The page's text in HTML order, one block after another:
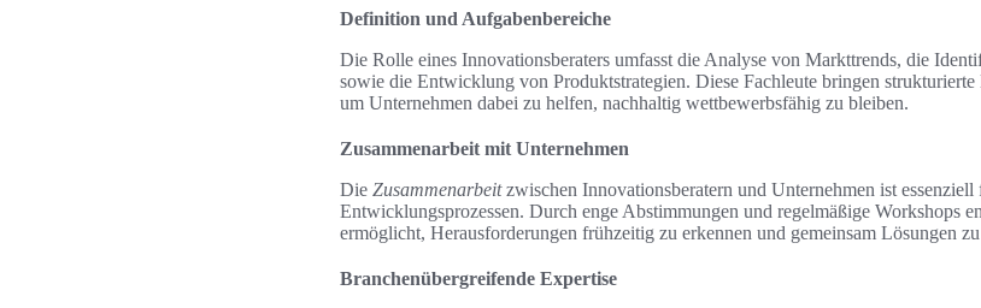
Definition und Aufgabenbereiche
Die Rolle eines Innovationsberaters umfasst die Analyse von Markttrends, die
sowie die Entwicklung von Produktstrategien. Diese Fachleute bringen
um Unternehmen dabei zu helfen, nachhaltig wettbewerbsfähig zu bleiben.
Zusammenarbeit mit Unternehmen
Die Zusammenarbeitzwischen Innovationsberatern und Unternehmen ist
Entwicklungsprozessen. Durch enge Abstimmungen und regelmäßige Workshops
ermöglicht, Herausforderungen frühzeitig zu erkennen und gemeinsam Lösungen
Branchenübergreifende Expertise